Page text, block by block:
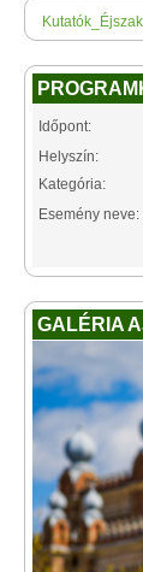
Időpont:
Helyszín:
Kategória:
Esemény neve:
GALÉRIA